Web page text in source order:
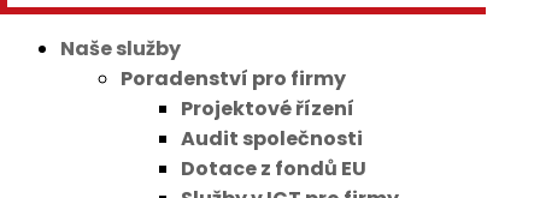
Naše služby
Poradenství pro firmy
Projektové řízení
Audit společnosti
Dotace z fondů EU